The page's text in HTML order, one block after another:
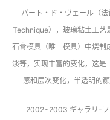
パート・ド・ヴェール（
Technique），玻璃粘土工艺
石膏模具（唯一模具）中烧制
淡等，实现丰富的变化，这
感和层次变化，半透明的
2002~2003 ギャラリ-